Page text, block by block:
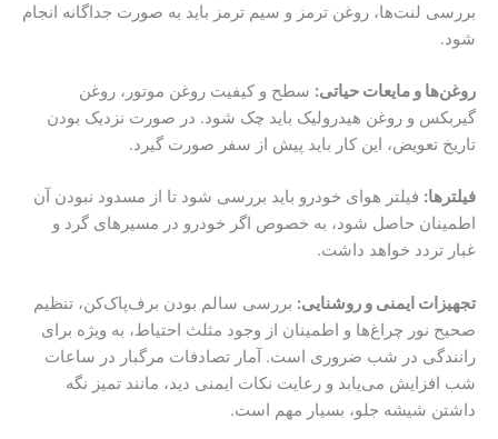
بررسی لنت‌ها، روغن ترمز و سیم ترمز باید به صورت جداگانه انجام
شود.
روغن‌ها و مایعات حیاتی: سطح و کیفیت روغن موتور، روغن
گیربکس و روغن هیدرولیک باید چک شود. در صورت نزدیک بودن
تاریخ تعویض، این کار باید پیش از سفر صورت گیرد.
فیلترها: فیلتر هوای خودرو باید بررسی شود تا از مسدود نبودن آن
اطمینان حاصل شود، به خصوص اگر خودرو در مسیرهای گرد و
غبار تردد خواهد داشت.
تجهیزات ایمنی و روشنایی: بررسی سالم بودن برف‌پاک‌کن، تنظیم
صحیح نور چراغ‌ها و اطمینان از وجود مثلث احتیاط، به ویژه برای
رانندگی در شب ضروری است. آمار تصادفات مرگبار در ساعات
شب افزایش می‌یابد و رعایت نکات ایمنی دید، مانند تمیز نگه
داشتن شیشه جلو، بسیار مهم است.